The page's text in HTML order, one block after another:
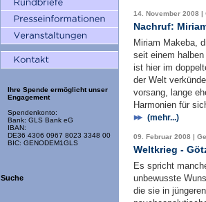
Ihre Spende ermöglicht unser
Engagement
Spendenkonto:
Bank: GLS Bank eG
IBAN:
DE36 4306 0967 8023 3348 00
BIC: GENODEM1GLS
Suche
14. November 2008
Nachruf:
Miriam Makeba,
seit einem
ist hier im
der Welt
vorsang, lange
Harmonien für
(mehr...)
09. Februar 2008 |
Weltkrieg -
Es spricht
unbewusste
die sie in